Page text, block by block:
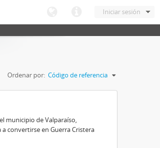
Iniciar sesión
Ordenar por: Código de referencia
municipio de Valparaíso,
convertirse en Guerra Cristera